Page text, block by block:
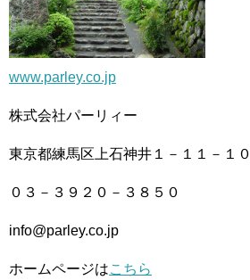
www.parley.co.jp
株式会社パーリィー
東京都練馬区上石神井１－１１－１０
０３－３９２０－３８５０
info@parley.co.jp
ホームページはこちら